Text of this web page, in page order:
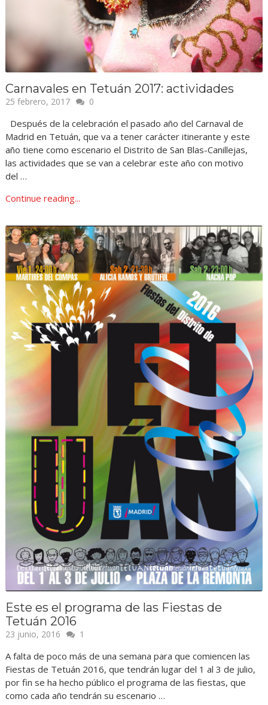
Carnavales en Tetuán 2017: actividades
25 febrero, 2017 0
Después de la celebración el pasado año del Carnaval de
Madrid en Tetuán, que va a tener carácter itinerante y este
año tiene como escenario el Distrito de San Blas-Canillejas,
las actividades que se van a celebrar este año con motivo
del …
Continue reading...
Este es el programa de las Fiestas de
Tetuán 2016
23 junio, 2016 1
A falta de poco más de una semana para que comiencen las
Fiestas de Tetuán 2016, que tendrán lugar del 1 al 3 de julio,
por fin se ha hecho público el programa de las fiestas, que
como cada año tendrán su escenario …